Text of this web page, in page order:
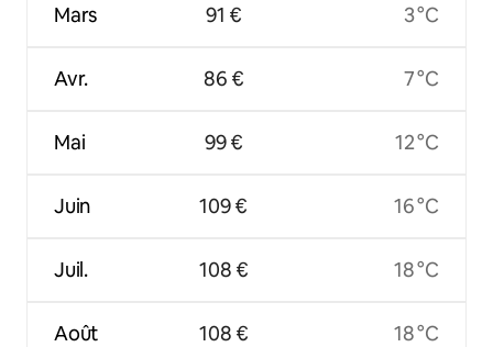
Mars
Avr.
Mai
Juin
Juil.
Août
91 €
86 €
99 €
109 €
108 €
108 €
3 °C
7 °C
12 °C
16 °C
18 °C
18 °C